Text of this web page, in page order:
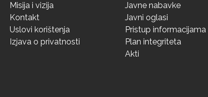
Misija i vizija
Kontakt
Uslovi korištenja
Izjava o privatnosti
Javne nabavke
Javni oglasi
Pristup informacijama
Plan integriteta
Akti